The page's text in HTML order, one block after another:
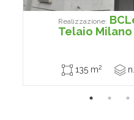
Realizzazione:
Telaio Milano
135 m2